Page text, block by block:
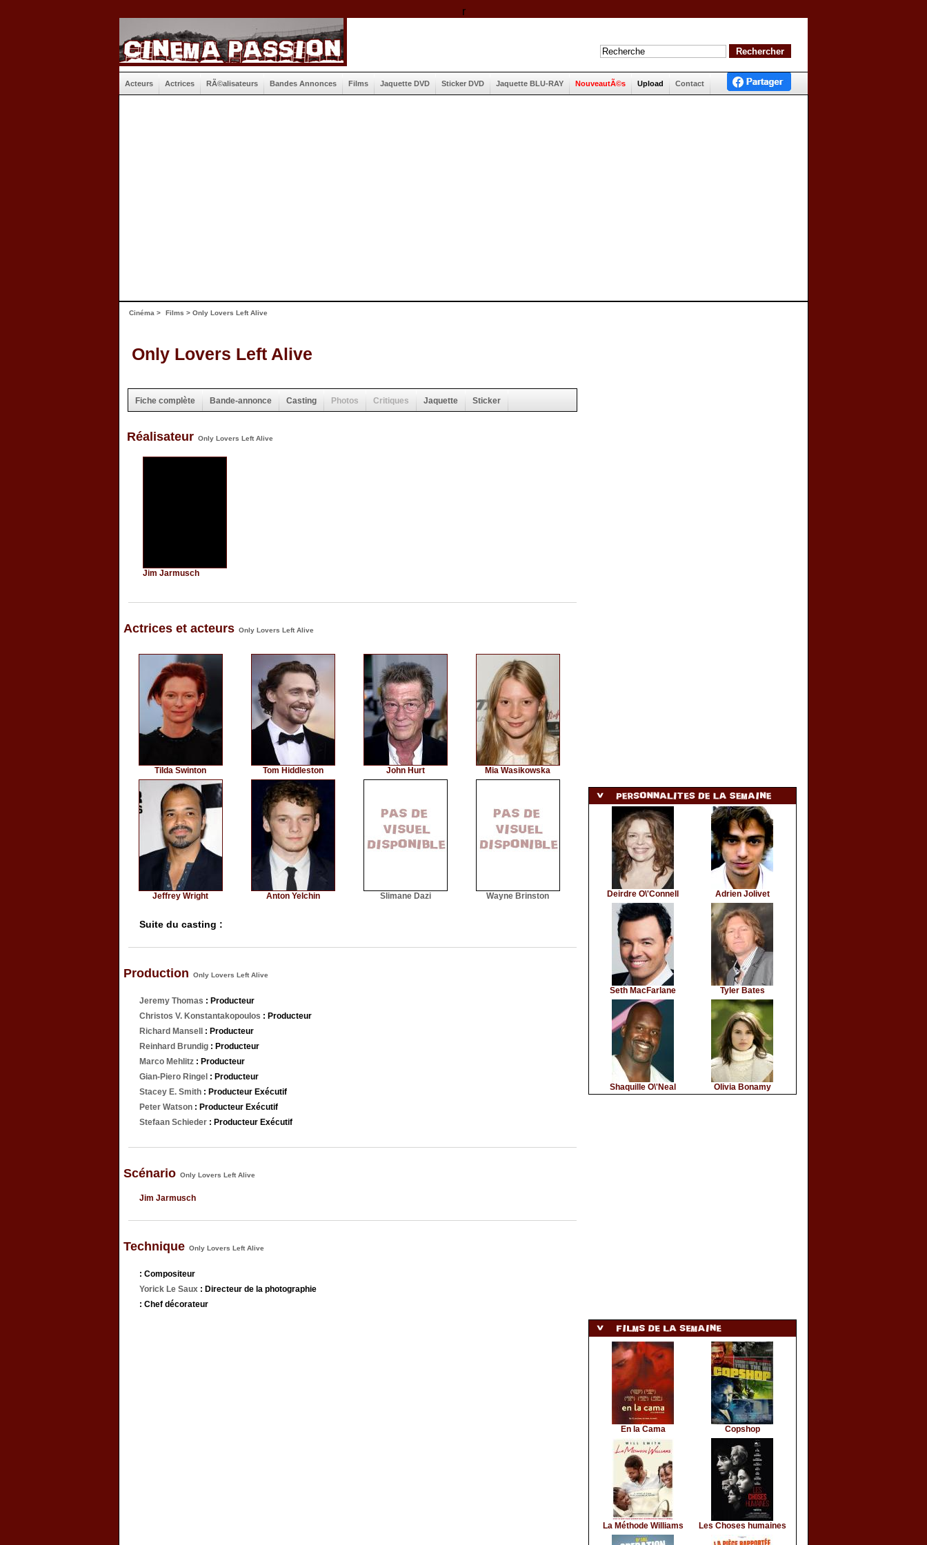
r
Acteurs Actrices RÃ©alisateurs Bandes Annonces Films Jaquette DVD Sticker DVD Jaquette BLU-RAY NouveautÃ©s Upload Contact
Cinéma > Films > Only Lovers Left Alive
Only Lovers Left Alive
Fiche complète Bande-annonce Casting Photos Critiques Jaquette Sticker
Réalisateur Only Lovers Left Alive
Jim Jarmusch
Actrices et acteurs Only Lovers Left Alive
Tilda Swinton Tom Hiddleston John Hurt Mia Wasikowska
Jeffrey Wright Anton Yelchin Slimane Dazi Wayne Brinston
Suite du casting :
Production Only Lovers Left Alive
Jeremy Thomas : Producteur
Christos V. Konstantakopoulos : Producteur
Richard Mansell
: Producteur
Reinhard Brundig : Producteur
Marco Mehlitz : Producteur
Gian-Piero Ringel : Producteur
Stacey E. Smith : Producteur Exécutif
Peter Watson : Producteur Exécutif
Stefaan Schieder : Producteur Exécutif
Scénario Only Lovers Left Alive
Jim Jarmusch
Technique Only Lovers Left Alive
: Compositeur
Yorick Le Saux : Directeur de la photographie
: Chef décorateur
Deirdre O\'Connell Adrien Jolivet
Seth MacFarlane Tyler Bates
Shaquille O\'Neal Olivia Bonamy
En la Cama Copshop
La Méthode Williams Les Choses humaines